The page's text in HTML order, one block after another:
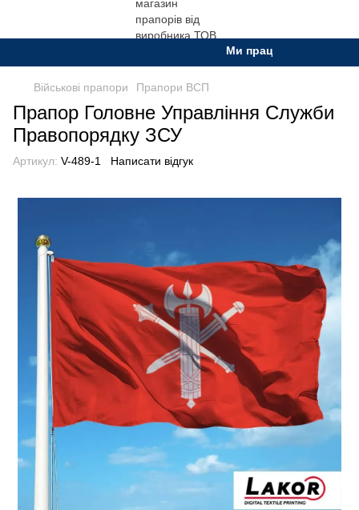
Ми працюємо. Все буде
Військові прапори Прапори ВСП
Прапор Головне Управління Служби
Правопорядку ЗСУ
Артикул: V-489-1 Написати відгук